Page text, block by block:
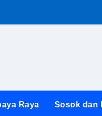
Satgas MBG AWS ke
Raya Sosok dan